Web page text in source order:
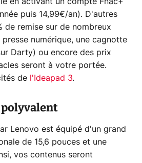
en activant un compte Fnac+
puis 14,99€/an). D'autres
de remise sur de nombreux
numérique, une cagnotte
Darty) ou encore des prix
seront à votre portée.
de
l'Ideapad 3.
polyvalent
Lenovo est équipé d'un grand
de 15,6 pouces et une
vos contenus seront